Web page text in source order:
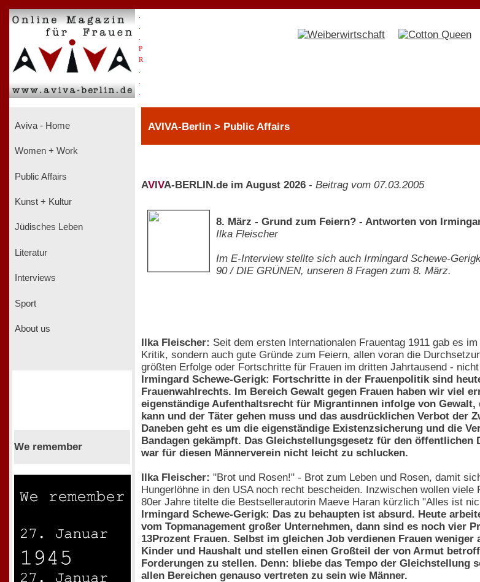
P
R
Aviva - Home
Women + Work
Public Affairs
Kunst + Kultur
Jüdisches Leben
Literatur
Interviews
Sport
About us
We remember
AVIVA-Berlin > Public Affairs
AV VA-BERLIN.de im August 2026 - Beitrag vom 07.03.2005
8. März - Grund zum Feiern? - Antworten von
Ilka Fleischer
Im E-Interview stellte sich auch Irmingard Schewe-
90 / DIE GRÜNEN, unseren 8 Fragen zum 8. März.
Ilka Fleischer: Seit dem ersten Internationalen Frauentag 1911 gab es
Kritik, sondern auch gute Gründe zum Feiern, allen voran die
größten Erfolge oder Fortschritte für Frauen im dritten Jahrtausend -
Irmingard Schewe-Gerigk: Fortschritte in der Frauenpolitik sind
Frauenwahlrechts. Im Bereich Gewalt gegen Frauen haben wir viel
eigenständige Aufenthaltsrecht für Migrantinnen infolge von
kann und der Täter gehen muss und das ausdrücklichen Verbot der
Daneben geht es um die eigenständige Existenzsicherung und die
Bandagen gekämpft. Das Gleichstellungsgesetz für den
war für diesen Männerverein nicht leicht zu schlucken.
Ilka Fleischer: "Brot und Rosen!" - Brot zum Leben und Rosen, damit
Hungerlöhne in den USA noch recht bescheiden. Inzwischen wollen
80er Jahre titelte die Bestsellerautorin Maeve Haran kürzlich "Alles ist
Irmingard Schewe-Gerigk: Das zu behaupten ist absurd. Heute
vom Topmanagement großer Unternehmen, dann sind es noch vier
13Prozent Frauen. Selbst im gleichen Job verdienen Frauen
Kinder und Haushalt und stellen einen Großteil der von Armut
Forderungen zu stellen. Denn: bliebe das Tempo der Gleichstellung
allen Bereichen genauso vertreten zu sein wie Männer.